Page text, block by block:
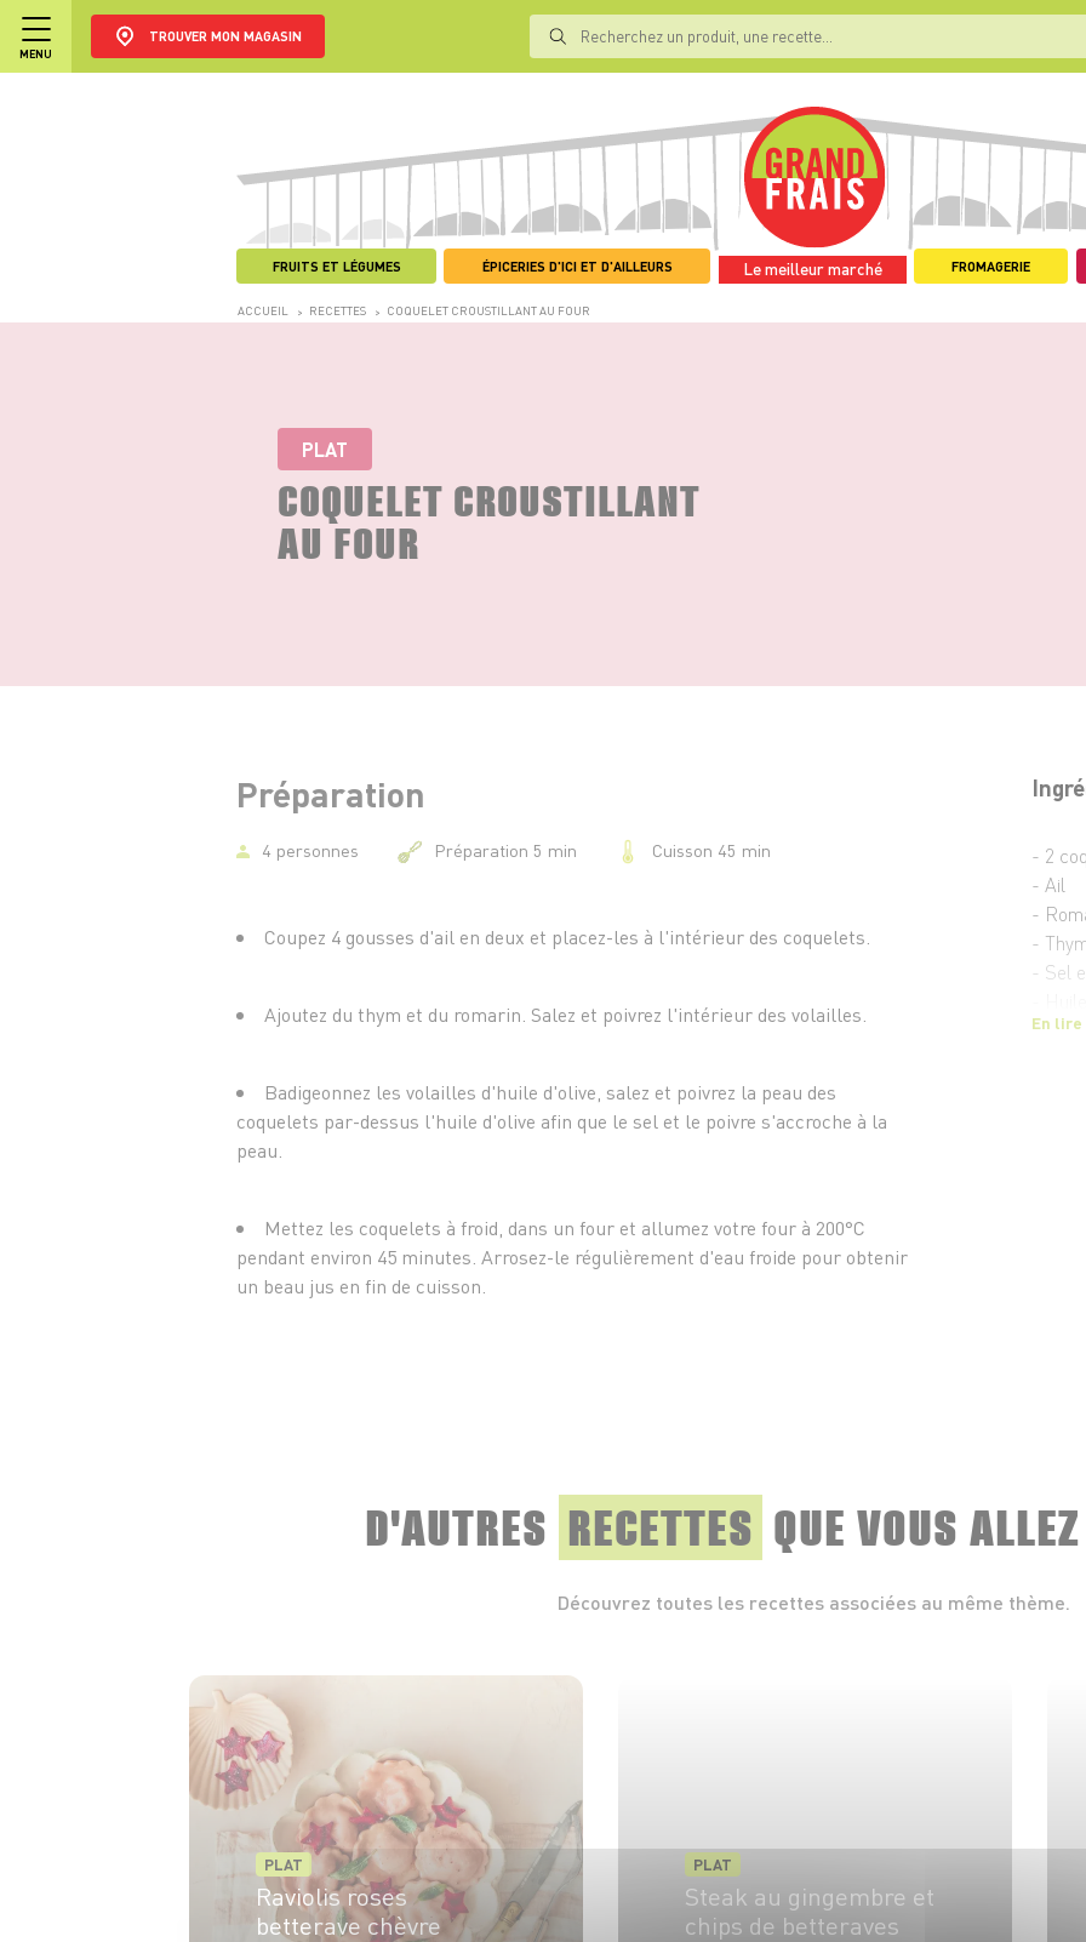
MENU
TROUVER MON MAGASIN
FRUITS ET LÉGUMES ÉPICERIES D'ICI ET D'AILLEURS Le meilleur marché FROMAGERIE
ACCUEIL > RECETTES > COQUELET CROUSTILLANT AU FOUR
PLAT
COQUELET CROUSTILLANT
AU FOUR
- 2
- Ail
-
-
- Sel
En
Préparation
4 personnes Préparation 5 min Cuisson 45 min
Coupez 4 gousses d'ail en deux et placez-les à l'intérieur des coquelets.
Ajoutez du thym et du romarin. Salez et poivrez l'intérieur des volailles.
Badigeonnez les volailles d'huile d'olive, salez et poivrez la peau des
coquelets par-dessus l'huile d'olive afin que le sel et le poivre s'accroche à la
peau.
Mettez les coquelets à froid, dans un four et allumez votre four à 200°C
pendant environ 45 minutes. Arrosez-le régulièrement d'eau froide pour obtenir
un beau jus en fin de cuisson.
D'AUTRES RECETTES QUE VOUS
Découvrez toutes les recettes associées au même thème.
PLAT
Raviolis roses
betterave chèvre
PLAT
Steak au gingembre et
chips de betteraves